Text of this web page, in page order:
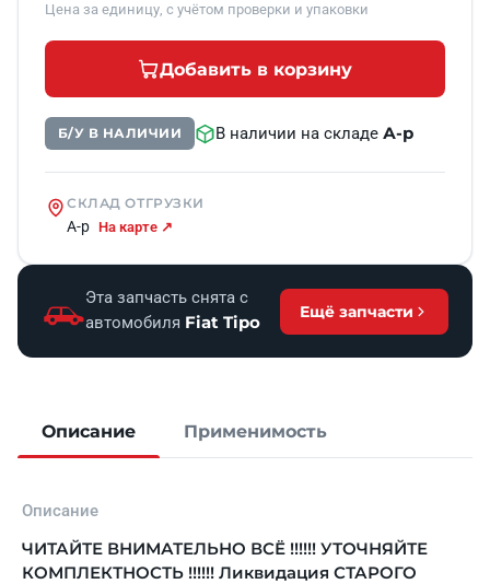
Цена за единицу, с учётом проверки и упаковки
Добавить в корзину
Б/У В НАЛИЧИИ В наличии на складеА-р
СКЛАД ОТГРУЗКИ
А-р На карте ↗
Эта запчасть снята с
автомобиля Fiat Tipo
Ещё запчасти
Описание Применимость
Описание
ЧИТАЙТЕ ВНИМАТЕЛЬНО ВСЁ !!!!!! УТОЧНЯЙТЕ
КОМПЛЕКТНОСТЬ !!!!!! Ликвидация СТАРОГО